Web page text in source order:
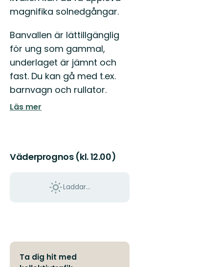
magnifika solnedgångar.
Banvallen är lättillgänglig
för ung som gammal,
underlaget är jämnt och
fast. Du kan gå med t.ex.
barnvagn och rullator.
Läs mer
Väderprognos (kl. 12.00)
Laddar...
Ta dig hit med